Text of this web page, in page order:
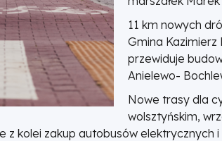
11 km nowych
Gmina Kazimierz
przewiduje
Anielewo-
Nowe trasy dla
wolsztyńskim,
z kolei zakup autobusów